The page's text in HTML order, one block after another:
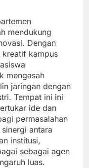
mendukung
Dengan
kampus
mengasah
jaringan dengan
Tempat ini ini
ide dan
permasalahan
antara
institusi,
sebagai agen
luas.